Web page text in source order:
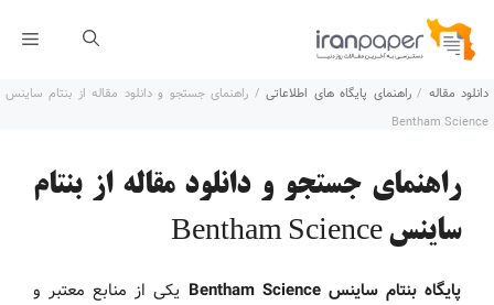
پرش
محتوا
دانلود مقاله /راهنمای پایگاه های اطلاعاتی/ راهنمای جستجو و دانلود مقاله از بنتام ساینس
Bentham Science
راهنمای جستجو و دانلود مقاله از بنتام
ساینس Bentham Science
پایگاه بنتام ساینس Bentham Science
یکی از منابع معتبر و